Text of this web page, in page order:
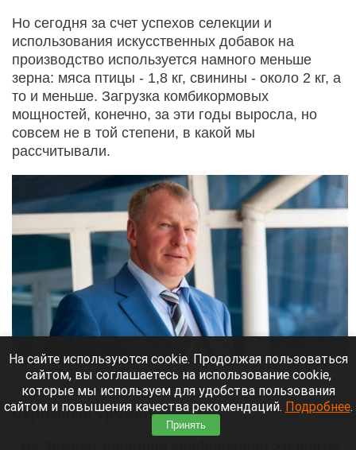
Но сегодня за счет успехов селекции и
использования искусственных добавок на
производство используется намного меньше
зерна: мяса птицы - 1,8 кг, свинины - около 2 кг, а
то и меньше. Загрузка комбикормовых
мощностей, конечно, за эти годы выросла, но
совсем не в той степени, в какой мы
рассчитывали.
Валерий Гачман.
Дмитрий Лямзин.
Скромный урожай
На сайте используются cookie. Продолжая пользоваться
сайтом, вы соглашаетесь на использование cookie,
которые мы используем для удобства пользования
сайтом и повышения качества рекомендаций. Подробнее.
Принять